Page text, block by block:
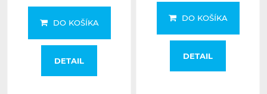
DO KOŠÍKA
DETAIL
DO KOŠÍKA
DETAIL